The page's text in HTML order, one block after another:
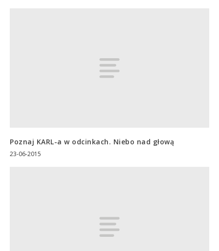
Poznaj KARL-a w odcinkach. Niebo nad głową
23-06-2015